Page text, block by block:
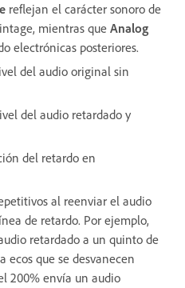
reflejan el carácter sonoro de
mientras queAnalog
electrónicas posteriores.
del audio original sin
del audio retardado y
del retardo en
al reenviar el audio
de retardo. Por ejemplo,
retardado a un quinto de
ecos que se desvanecen
200% envía un audio